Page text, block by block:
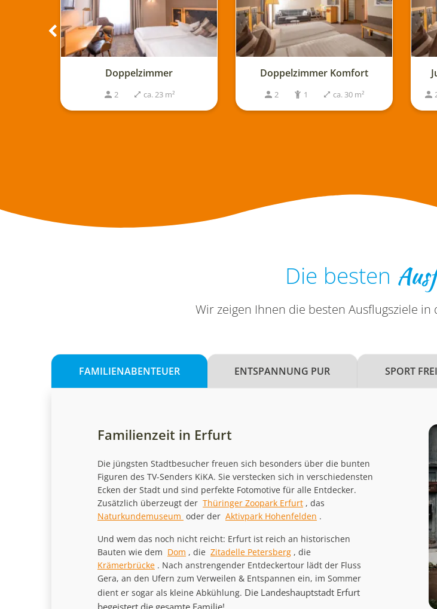
Doppelzimmer Komfort
2 1
Junior Suite mit Whirlpool
2 ca. 30 m²
Die besten
Wir zeigen Ihnen die besten Ausflugsziele
FAMILIENABENTEUER ENTSPANNUNG PUR SPORT FREI
Familienzeit in Erfurt
Die jüngsten Stadtbesucher freuen sich besonders über die bunten
Figuren des TV-Senders KiKA. Sie verstecken sich in verschiedensten
Ecken der Stadt und sind perfekte Fotomotive für alle Entdecker.
Zusätzlich überzeugt der Thüringer Zoopark Erfurt , das
Naturkundemuseum oder der Aktivpark Hohenfelden .
Und wem das noch nicht reicht: Erfurt ist reich an historischen
Bauten wie dem Dom , die Zitadelle Petersberg , die
Krämerbrücke . Nach anstrengender Entdeckertour lädt der Fluss
Gera, an den Ufern zum Verweilen & Entspannen ein, im Sommer
dient er sogar als kleine Abkühlung. Die Landeshauptstadt Erfurt